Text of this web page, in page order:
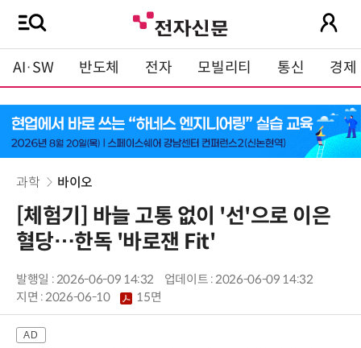
AI·SW 반도체 전자 모빌리티 통신 경제
과학 바이오
[체험기] 바늘 고통 없이 '선'으로 이은
혈당…한독 '바로잰 Fit'
발행일 : 2026-06-09 14:32
업데이트 : 2026-06-09 14:32
지면 :2026-06-10 15면